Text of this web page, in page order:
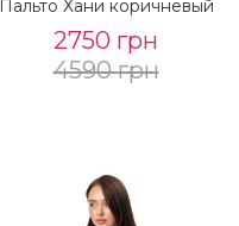
Пальто Хани коричневый
2750 грн
4590 грн